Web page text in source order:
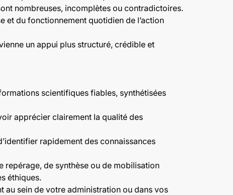
nombreuses, incomplètes ou contradictoires.
et du fonctionnement quotidien de l’action
un appui plus structuré, crédible et
scientifiques fiables, synthétisées
apprécier clairement la qualité des
rapidement des connaissances
repérage, de synthèse ou de mobilisation
éthiques.
au sein de votre administration ou dans vos